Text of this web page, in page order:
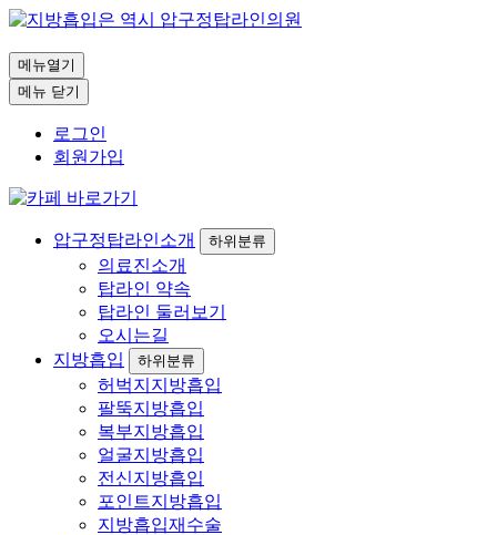
메뉴열기
메뉴 닫기
로그인
회원가입
압구정탑라인소개 하위분류
의료진소개
탑라인 약속
탑라인 둘러보기
오시는길
지방흡입
하위분류
허벅지지방흡입
팔뚝지방흡입
복부지방흡입
얼굴지방흡입
전신지방흡입
포인트지방흡입
지방흡입재수술